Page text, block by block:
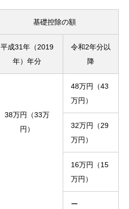
基礎控除の額
平成31年（2019
年）年分
令和2年分以
降
38万円（33万
円）
48万円（43
万円）
32万円（29
万円）
16万円（15
万円）
ー